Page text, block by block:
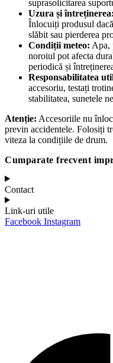
suprasolicitarea
Uzura și întreținerea:
Înlocuiți produsul
slăbit sau pierderea
Condiții meteo: Apa,
noroiul pot afecta
periodică și
Responsabilitatea
accesoriu, testați
stabilitatea, sunetele
Atenție: Accesoriile nu
previn accidentele. Folosiți
viteza la condițiile de drum.
Cumparate frecvent
Contact
Link-uri utile
Facebook Instagram